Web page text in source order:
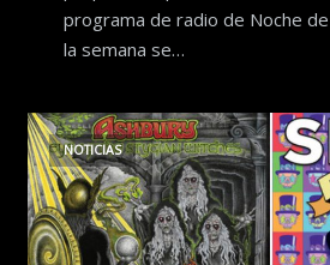
programa de radio de Noche de
la semana se…
NOTICIAS